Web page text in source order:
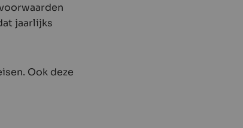
jaarlijks
Ook deze